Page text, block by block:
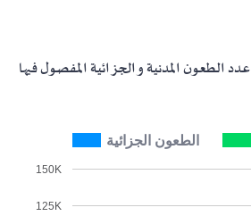
عدد الطعون المدنية و الجزائية المفصول فيها
الطعون الجزائية
125K
150K